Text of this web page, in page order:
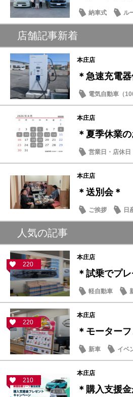
納車式 ル
店舗記事新着
本庄店
＊急速充電
電気自動車（
本庄店
＊夏季休業
営業日・店休日
本庄店
＊送別会＊
ご挨拶 日
人気の記事
220
本庄店
＊試乗でプ
軽自動車
220
本庄店
＊モーター
新車 イベ
210
本庄店
＊購入支援